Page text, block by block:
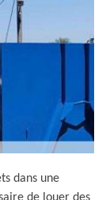
dans une